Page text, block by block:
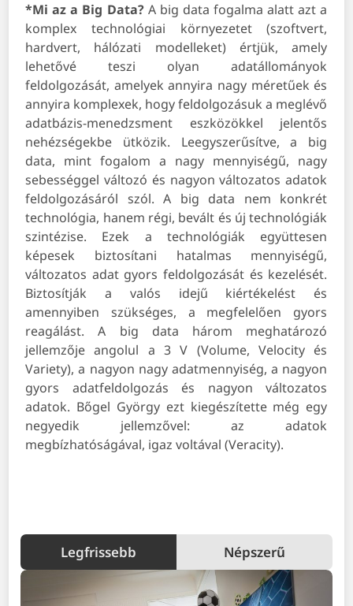
*Mi az a Big Data? A big data fogalma alatt azt a
komplex technológiai környezetet (szoftvert,
hardvert, hálózati modelleket) értjük, amely
lehetővé teszi olyan adatállományok
feldolgozását, amelyek annyira nagy méretűek és
annyira komplexek, hogy feldolgozásuk a meglévő
adatbázis-menedzsment eszközökkel jelentős
nehézségekbe ütközik. Leegyszerűsítve, a big
data, mint fogalom a nagy mennyiségű, nagy
sebességgel változó és nagyon változatos adatok
feldolgozásáról szól. A big data nem konkrét
technológia, hanem régi, bevált és új technológiák
szintézise. Ezek a technológiák együttesen
képesek biztosítani hatalmas mennyiségű,
változatos adat gyors feldolgozását és kezelését.
Biztosítják a valós idejű kiértékelést és
amennyiben szükséges, a megfelelően gyors
reagálást. A big data három meghatározó
jellemzője angolul a 3 V (Volume, Velocity és
Variety), a nagyon nagy adatmennyiség, a nagyon
gyors adatfeldolgozás és nagyon változatos
adatok. Bőgel György ezt kiegészítette még egy
negyedik jellemzővel: az adatok
megbízhatóságával, igaz voltával (Veracity).
Legfrissebb Népszerű